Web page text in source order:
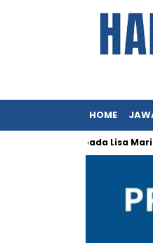
HOME
Kamil pada Lisa Mariana